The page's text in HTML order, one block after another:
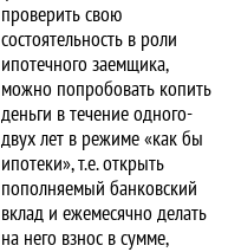
проверить свою
состоятельность в роли
ипотечного заемщика,
можно попробовать копить
деньги в течение одного-
двух лет в режиме «как бы
ипотеки», т.е. открыть
пополняемый банковский
вклад и ежемесячно делать
на него взнос в сумме,